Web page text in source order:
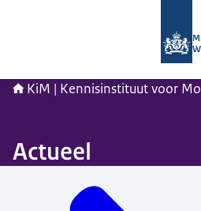
KiM | Kennisinstituut voor
Actueel